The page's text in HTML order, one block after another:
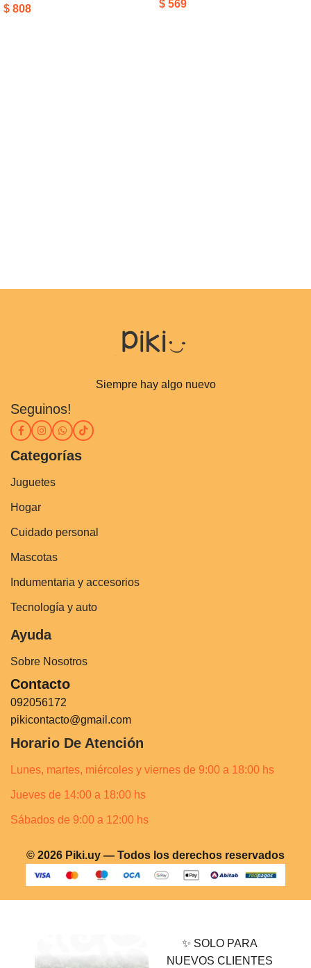
$ 808 $ 569
Siempre hay algo nuevo
Seguinos!
Categorías
Juguetes
Hogar
Cuidado personal
Mascotas
Indumentaria y accesorios
Tecnología y auto
Ayuda
Sobre Nosotros
Contacto
092056172
pikicontacto@gmail.com
Horario De Atención
Lunes, martes, miércoles y viernes de 9:00 a 18:00 hs
Jueves de 14:00 a 18:00 hs
Sábados de 9:00 a 12:00 hs
© 2026 Piki.uy — Todos los derechos reservados
✨ SOLO PARA
NUEVOS CLIENTES